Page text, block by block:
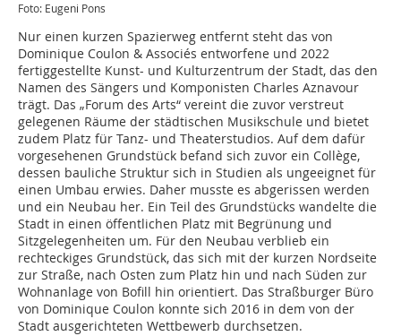
Foto: Eugeni Pons
Nur einen kurzen Spazierweg entfernt steht das von
Dominique Coulon & Associés entworfene und 2022
fertiggestellte Kunst- und Kulturzentrum der Stadt, das den
­Namen des Sängers und Komponisten Charles Aznavour
trägt. Das „Forum des Arts“ vereint die zuvor verstreut
gelegenen Räume der städtischen Musikschule und bietet
zudem Platz für Tanz- und Theaterstudios. Auf dem dafür
vorgesehenen Grundstück befand sich zuvor ein Collège,
dessen bauliche Struktur sich in Studien als ungeeignet für
einen Umbau erwies. Daher musste es abgerissen werden
und ein Neubau her. Ein Teil des Grundstücks wandelte die
Stadt in einen öffent­lichen Platz mit Begrünung und
Sitzgelegenheiten um. Für den Neubau verblieb ein
rechteckiges Grundstück, das sich mit der kurzen Nordseite
zur Straße, nach Osten zum Platz hin und nach Süden zur
Wohnanlage von Bofill hin orientiert. Das Straßburger Büro
von Dominique Coulon konnte sich 2016 in dem von der
Stadt ausgerichteten Wettbewerb durchsetzen.